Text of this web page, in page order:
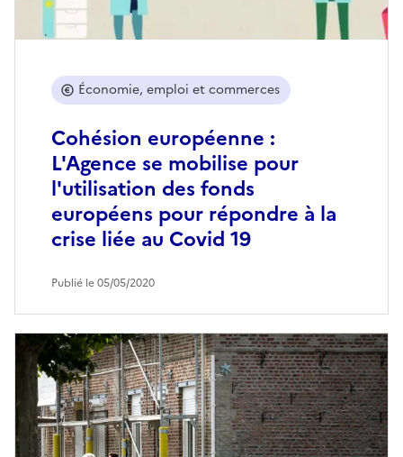
Cohésion européenne :
L'Agence se mobilise pour
l'utilisation des fonds
européens pour répondre à la
crise liée au Covid 19
Économie, emploi et commerces
Publié le 05/05/2020